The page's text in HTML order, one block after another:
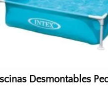
Desmontables